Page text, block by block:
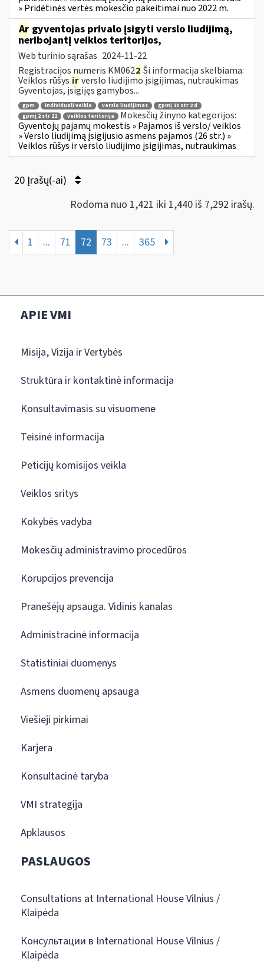
» Pridėtinės vertės mokesčio pakeitimai nuo 2022 m.
Ar gyventojas privalo įsigyti verslo liudijimą,
neribojantį veiklos teritorijos,
Web turinio sąrašas 2024-11-22
Registracijos numeris KM0622 Ši informacija skelbiama:
Veiklos rūšys irverslo liudijimo įsigijimas, nutraukimas
Gyventojas, įsigijęs gamybos...
gpm individuali veikla verslo liudijimas
gpmį 10 str 2 d
gpmį 2 str 22
veiklos teritorija
Mokesčių žinyno kategorijos:
Gyventojų pajamų mokestis » Pajamos iš verslo/ veiklos
» Verslo liudijimą įsigijusio asmens pajamos (26 str.) »
Veiklos rūšys ir verslo liudijimo įsigijimas, nutraukimas
20 Įrašų(-ai)
Rodoma nuo 1,421 iki 1,440 iš 7,292 irašų.
1 ... 71 72 73 ... 365
APIE VMI
Misija, Vizija ir Vertybės
Struktūra ir kontaktinė informacija
Konsultavimasis su visuomene
Teisinė informacija
Peticijų komisijos veikla
Veiklos sritys
Kokybės vadyba
Mokesčių administravimo procedūros
Korupcijos prevencija
Pranešėjų apsauga. Vidinis kanalas
Administracinė informacija
Statistiniai duomenys
Asmens duomenų apsauga
Viešieji pirkimai
Karjera
Konsultacinė taryba
VMI strategija
Apklausos
PASLAUGOS
Consultations at International House Vilnius /
Klaipėda
Консультации в International House Vilnius /
Klaipėda